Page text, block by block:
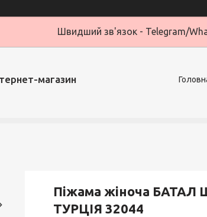
Швидший зв'язок - Telegram/
магазин
Піжама жіноча БАТАЛ
ТУРЦІЯ 32044